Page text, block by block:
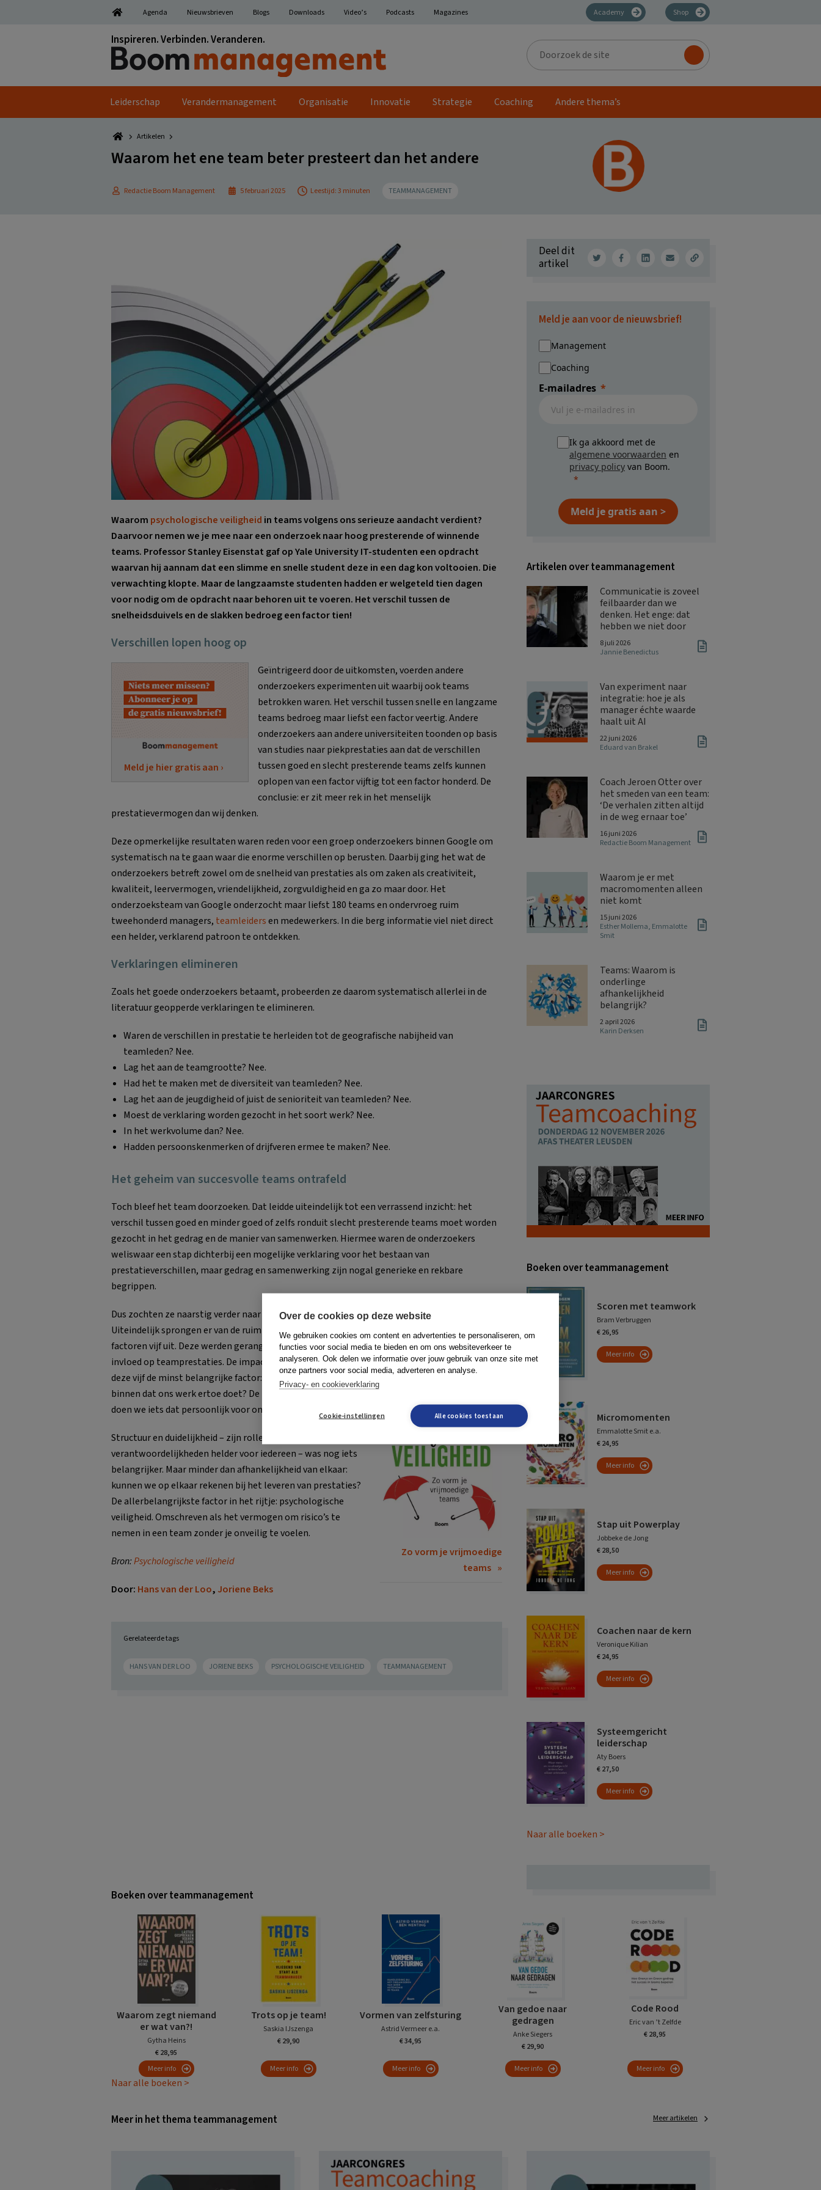
Agenda Nieuwsbrieven Blogs Downloads Video’s Podcasts Magazines Academy Shop
Inspireren. Verbinden. Veranderen.
Doorzoek
de
site
Leiderschap Verandermanagement Organisatie Innovatie Strategie Coaching Andere thema’s
Artikelen
Waarom het ene team beter presteert dan het andere
Redactie Boom Management 5 februari 2025 Leestijd: 3 minuten TEAMMANAGEMENT
Waarom psychologische veiligheid in teams volgens ons serieuze aandacht verdient?
Daarvoor nemen we je mee naar een onderzoek naar hoog presterende of winnende
teams. Professor Stanley Eisenstat gaf op Yale University IT-studenten een opdracht
waarvan hij aannam dat een slimme en snelle student deze in een dag kon voltooien. Die
verwachting klopte. Maar de langzaamste studenten hadden er welgeteld tien dagen
voor nodig om de opdracht naar behoren uit te voeren. Het verschil tussen de
snelheidsduivels en de slakken bedroeg een factor tien!
Verschillen lopen hoog op
Meld je hier gratis aan ›
Geïntrigeerd door de uitkomsten, voerden andere
onderzoekers experimenten uit waarbij ook teams
betrokken waren. Het verschil tussen snelle en langzame
teams bedroeg maar liefst een factor veertig. Andere
onderzoekers aan andere universiteiten toonden op basis
van studies naar piekprestaties aan dat de verschillen
tussen goed en slecht presterende teams zelfs kunnen
oplopen van een factor vijftig tot een factor honderd. De
conclusie: er zit meer rek in het menselijk
prestatievermogen dan wij denken.
Deze opmerkelijke resultaten waren reden voor een groep onderzoekers binnen Google om
systematisch na te gaan waar die enorme verschillen op berusten. Daarbij ging het wat de
onderzoekers betreft zowel om de snelheid van prestaties als om zaken als creativiteit,
kwaliteit, leervermogen, vriendelijkheid, zorgvuldigheid en ga zo maar door. Het
onderzoeksteam van Google onderzocht maar liefst 180 teams en ondervroeg ruim
tweehonderd managers, teamleidersen medewerkers. In die berg informatie viel niet direct
een helder, verklarend patroon te ontdekken.
Verklaringen elimineren
Zoals het goede onderzoekers betaamt, probeerden ze daarom systematisch allerlei in de
literatuur geopperde verklaringen te elimineren.
Waren de verschillen in prestatie te herleiden tot de geografische nabijheid van
teamleden? Nee.
Lag het aan de teamgrootte? Nee.
Had het te maken met de diversiteit van teamleden? Nee.
Lag het aan de jeugdigheid of juist de senioriteit van teamleden? Nee.
Moest de verklaring worden gezocht in het soort werk? Nee.
In het werkvolume dan? Nee.
Hadden persoonskenmerken of drijfveren ermee te maken? Nee.
Het geheim van succesvolle teams ontrafeld
Toch bleef het team doorzoeken. Dat leidde uiteindelijk tot een verrassend inzicht: het
verschil tussen goed en minder goed of zelfs ronduit slecht presterende teams moet worden
gezocht in het gedrag en de manier van samenwerken. Hiermee waren de onderzoekers
weliswaar een stap dichterbij een mogelijke verklaring voor het bestaan van
prestatieverschillen, maar gedrag en samenwerking zijn nogal generieke en rekbare
begrippen.
Psychologische
veilighied
Zo vorm je vrijmoedige
teams
Dus zochten ze naarstig verder naar een sluitende verklaring.
Uiteindelijk sprongen er van de ruim honderd onderzochte
factoren vijf uit. Deze werden gerangschikt naar de mate van
invloed op teamprestaties. De impact van het werk bleek van
deze vijf de minst belangrijke factor: geloven wij diep van
binnen dat ons werk ertoe doet? De betekenis van het werk –
doen we iets dat persoonlijk voor ons telt – kwam daarna.
Structuur en duidelijkheid – zijn rollen, doelen en
verantwoordelijkheden helder voor iedereen – was nog iets
belangrijker. Maar minder dan afhankelijkheid van elkaar:
kunnen we op elkaar rekenen bij het leveren van prestaties?
De allerbelangrijkste factor in het rijtje: psychologische
veiligheid. Omschreven als het vermogen om risico’s te
nemen in een team zonder je onveilig te voelen.
Bron:Psychologische veiligheid
Door: Hans van der Loo, Joriene Beks
Gerelateerde tags
HANS VAN DER LOO JORIENE BEKS PSYCHOLOGISCHE VEILIGHEID TEAMMANAGEMENT
Deel dit
artikel
Meld je aan voor de nieuwsbrief!
Management
Coaching
E-mailadres
Ik ga akkoord met de
algemene voorwaarden en
privacy policy van Boom.
Meld je gratis aan >
Artikelen over teammanagement
Communicatie is zoveel
feilbaarder dan we
denken. Het enge: dat
hebben we niet door
8 juli 2026
Jannie Benedictus
Van experiment naar
integratie: hoe je als
manager échte waarde
haalt uit AI
22 juni 2026
Eduard van Brakel
Coach Jeroen Otter over
het smeden van een team:
‘De verhalen zitten altijd
in de weg ernaar toe’
16 juni 2026
Redactie Boom Management
Waarom je er met
macromomenten alleen
niet komt
15 juni 2026
Esther Mollema, Emmalotte
Smit
Teams: Waarom is
onderlinge
afhankelijkheid
belangrijk?
2 april 2026
Karin Derksen
Boeken over teammanagement
Scoren met teamwork
Bram Verbruggen
€ 26,95
Meer info
Micromomenten
Emmalotte Smit e.a.
€ 24,95
Meer info
Stap uit Powerplay
Jobbeke de Jong
€ 28,50
Meer info
Coachen naar de kern
Veronique Kilian
€ 24,95
Meer info
Systeemgericht
leiderschap
Aty Boers
€ 27,50
Meer info
Naar alle boeken >
Boeken over teammanagement
Waarom zegt niemand
er wat van?!
Gytha Heins
€ 28,95
Meer info
Trots op je team!
Saskia IJszenga
€ 29,90
Meer info
Vormen van zelfsturing
Astrid Vermeer e.a.
€ 34,95
Meer info
Van gedoe naar
gedragen
Anke Siegers
€ 29,90
Meer info
Code Rood
Eric van ’t Zelfde
€ 28,95
Meer info
Naar alle boeken >
Meer in het thema teammanagement Meer artikelen
Over de cookies op deze website
We gebruiken cookies om content en advertenties te personaliseren, om
functies voor social media te bieden en om ons websiteverkeer te
analyseren. Ook delen we informatie over jouw gebruik van onze site met
onze partners voor social media, adverteren en analyse.
Privacy- en cookieverklaring
Cookie-instellingen Alle cookies toestaan